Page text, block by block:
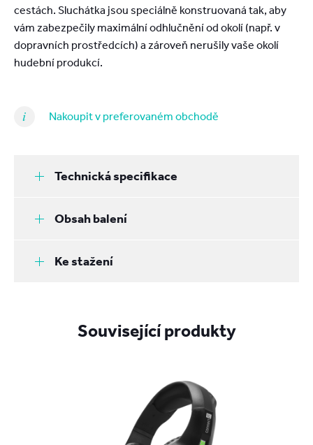
cestách. Sluchátka jsou speciálně konstruovaná tak, aby
vám zabezpečily maximální odhlučnění od okolí (např. v
dopravních prostředcích) a zároveň nerušily vaše okolí
hudební produkcí.
Nakoupit v preferovaném obchodě
Technická specifikace
Obsah balení
Ke stažení
Související produkty